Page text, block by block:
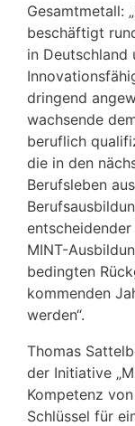
Gesamtmetall:
beschäftigt
in Deutschland
dringend
wachsende
beruflich
die in den
Berufsleben
MINT-
bedingten
kommenden
werden“.
Thomas
der Initiative
Kompetenz
Schlüssel für